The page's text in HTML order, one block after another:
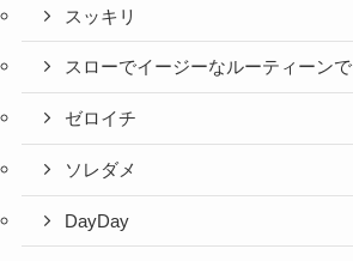
スッキリ
スローでイージーなルーティーンで
ゼロイチ
ソレダメ
DayDay